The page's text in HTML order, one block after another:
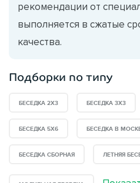
рекомендации от
выполняется в сжатые
качества.
Подборки по типу
БЕСЕДКА 2Х3 БЕСЕДКА 3Х3
БЕСЕДКА 5Х6 БЕСЕДКА В
БЕСЕДКА СБОРНАЯ ЛЕТНЯЯ